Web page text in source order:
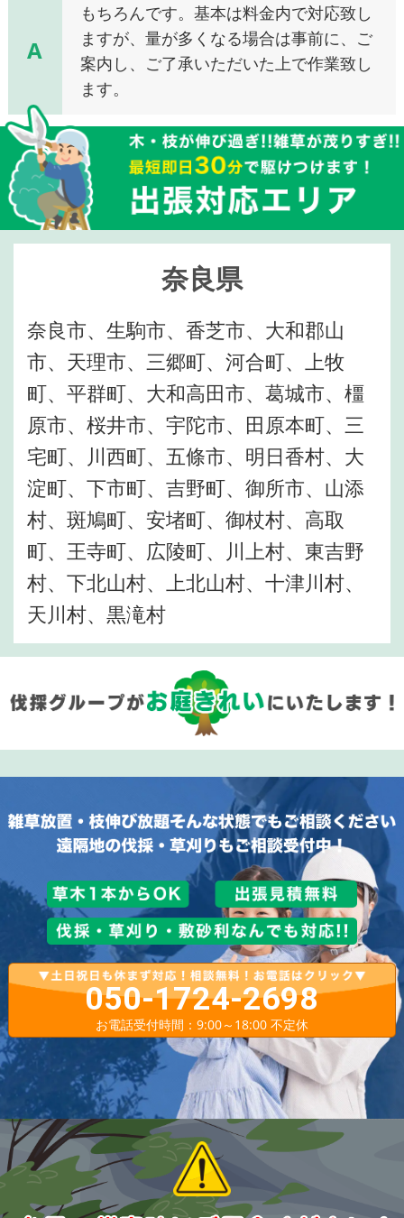
A
もちろんです。基本は料金内で対応致し
ますが、量が多くなる場合は事前に、ご
案内し、ご了承いただいた上で作業致し
ます。
奈良県
奈良市、生駒市、香芝市、大和郡山
市、天理市、三郷町、河合町、上牧
町、平群町、大和高田市、葛城市、橿
原市、桜井市、宇陀市、田原本町、三
宅町、川西町、五條市、明日香村、大
淀町、下市町、吉野町、御所市、山添
村、斑鳩町、安堵町、御杖村、高取
町、王寺町、広陵町、川上村、東吉野
村、下北山村、上北山村、十津川村、
天川村、黒滝村
050-1724-2698
お電話受付時間：9:00～18:00 不定休